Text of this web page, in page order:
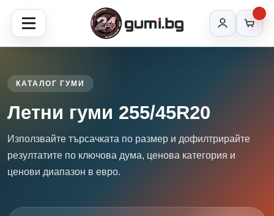
КАТАЛОГ ГУМИ
Летни гуми 255/45R20
Използвайте търсачката по размер и дофилтрирайте
резултатите по ключова дума, ценова категория и
ценови диапазон в евро.